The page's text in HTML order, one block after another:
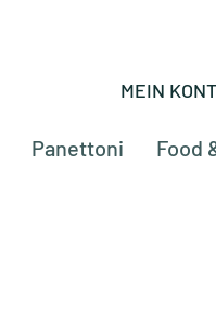
MEIN
Panettoni Food